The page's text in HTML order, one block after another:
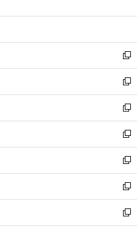
開
ウ
開
く
ン
ウ
で
開
く
ウ
ン
ド
ウ
で
開
く
新
し
い
ウ
ィ
ン
ド
ウ
で
開
く
新
し
い
ウ
ィ
ン
ド
ウ
で
開
く
新
し
い
ウ
ィ
ン
ド
ウ
で
開
新
し
い
ウ
ィ
ン
ド
ウ
新
し
い
ウ
ィ
ン
新
し
い
ウ
新
し